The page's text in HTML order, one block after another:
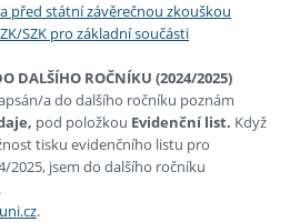
před státní závěrečnou zkouškou
SZK pro základní součásti
DALŠÍHO ROČNÍKU (2024/2025)
a do dalšího ročníku poznám
pod položkou Evidenční list. Když
tisku evidenčního listu pro
2025, jsem do dalšího ročníku
.